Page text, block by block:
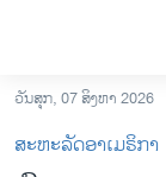
ເຂົ້າ
ຫາ
ຂ້າມ
ລາວ
ວັນສຸກ, 07 ສິງຫາ 2026
ສະຫະລັດອາເມຣິກາ